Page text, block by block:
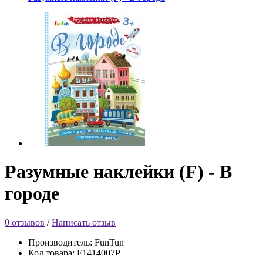
Разумные наклейки (F) - В
городе
0 отзывов /Написать отзыв
Производитель: FunTun
Код товара: F1414007Р